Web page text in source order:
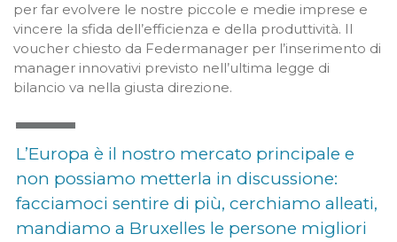
per far evolvere le nostre piccole e medie imprese e
vincere la sfida dell’efficienza e della produttività. Il
voucher chiesto da Federmanager per l’inserimento di
manager innovativi previsto nell’ultima legge di
bilancio va nella giusta direzione.
L’Europa è il nostro mercato principale e
non possiamo metterla in discussione:
facciamoci sentire di più, cerchiamo alleati,
mandiamo a Bruxelles le persone migliori